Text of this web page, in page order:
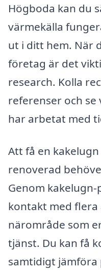
Högboda kan du
värmekälla
ut i ditt hem. När
företag är det
research. Kolla
referenser och
har arbetat med
Att få en
renoverad
Genom
kontakt med
närområde som
tjänst. Du kan få
samtidigt